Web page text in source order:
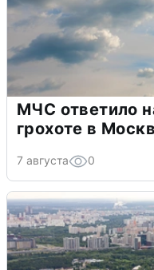
МЧС ответило
грохоте в
7 августа 0